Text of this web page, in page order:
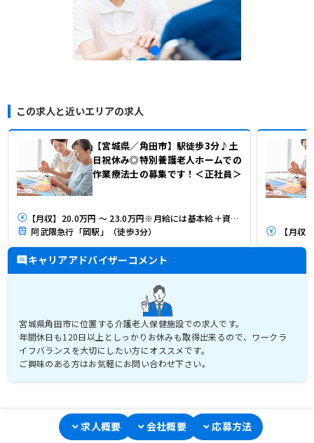
この求人と近いエリアの求人
【宮城県／角田市】駅徒歩3分♪土
日祝休み◎特別養護老人ホームでの
作業療法士の募集です！＜正社員＞
【月収】20.0万円 ～ 23.0万円※月給には基本給＋資格手当などが含まれます
阿武隈急行「岡駅」（徒歩3分）
【月収
キャリアアドバイザーコメント
宮城県角田市に位置する介護老人保健施設での求人です。
年間休日も120日以上としっかりお休みも取得出来るので、ワークラ
イフバランスを大切にしたい方にオススメです。
ご興味のある方はお気軽にお問い合わせ下さい。
求人概要 会社概要 応募方法